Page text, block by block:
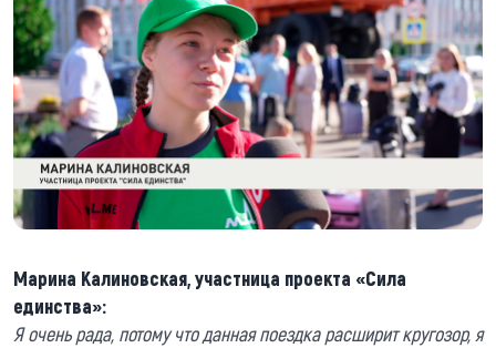
Марина Калиновская, участница проекта «Сила
единства»:
Я очень рада, потому что данная поездка расширит кругозор, я